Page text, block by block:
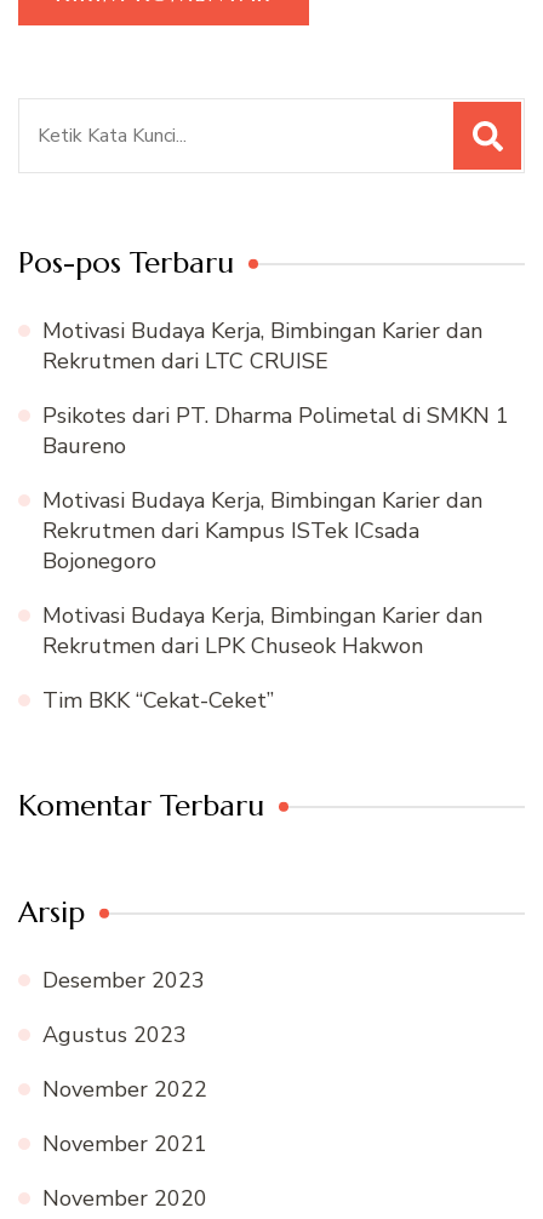
Pos-pos Terbaru
Motivasi Budaya Kerja, Bimbingan Karier dan
Rekrutmen dari LTC CRUISE
Psikotes dari PT. Dharma Polimetal di SMKN 1
Baureno
Motivasi Budaya Kerja, Bimbingan Karier dan
Rekrutmen dari Kampus ISTek ICsada
Bojonegoro
Motivasi Budaya Kerja, Bimbingan Karier dan
Rekrutmen dari LPK Chuseok Hakwon
Tim BKK “Cekat-Ceket”
Komentar Terbaru
Arsip
Desember 2023
Agustus 2023
November 2022
November 2021
November 2020